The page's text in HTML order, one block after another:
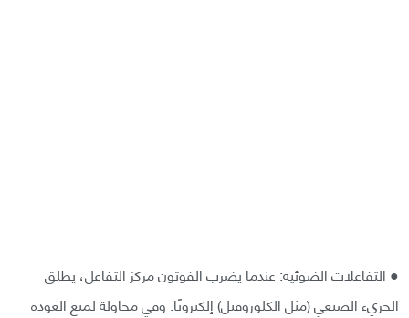
● التفاعلات الضوئية: عندما يضرب الفوتون مركز التفاعل، يطلق
الجزيء الصبغي (مثل الكلوروفيل) إلكترونًا. وفي محاولة لمنع العودة